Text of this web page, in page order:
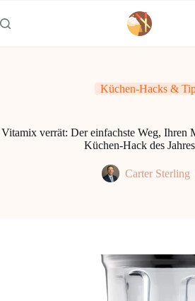
Inhalt
springen
Küchen-Hacks &
Vitamix verrät: Der einfachste Weg, Ihren
Küchen-Hack des Jahres
Carter Sterling